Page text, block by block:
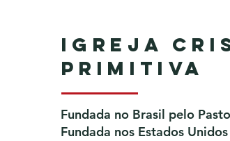
Igreja
Primitiva
Fundada no Brasil pelo
Fundada nos Estados